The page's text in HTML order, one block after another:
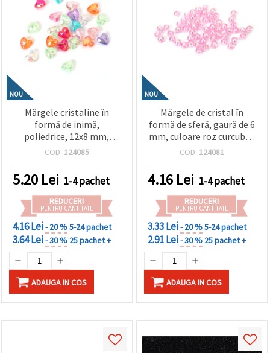
NOU
Mărgele cristaline în
formă de inimă,
poliedrice, 12x8 mm,
gaură de 1,5 mm, culori
bucăți
COD: 124085
5.20 Lei 1-4 pachet
REDUCERI
PENTRU CANTITATE
4.16 Lei- 20 %5-24 pachet
3.64 Lei- 30 % 25 pachet +
ADAUGA IN COS
NOU
Mărgele de cristal în
formă de sferă, gaură de 6
mm, culoare roz curcubeu
- 20 grame ~190 bucăți
COD: 124081
4.16 Lei 1-4 pachet
REDUCERI
PENTRU CANTITATE
3.33 Lei- 20 %5-24 pachet
2.91 Lei- 30 % 25 pachet +
ADAUGA IN COS